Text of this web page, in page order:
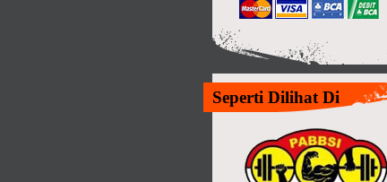
Seperti Dilihat Di